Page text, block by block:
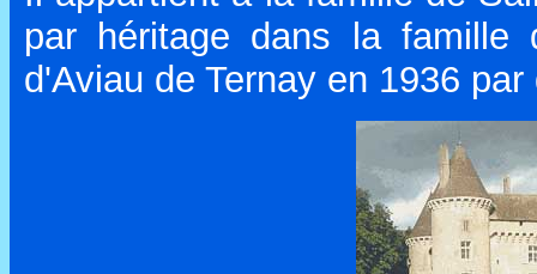
par héritage dans la famille
d'Aviau de Ternay en 1936